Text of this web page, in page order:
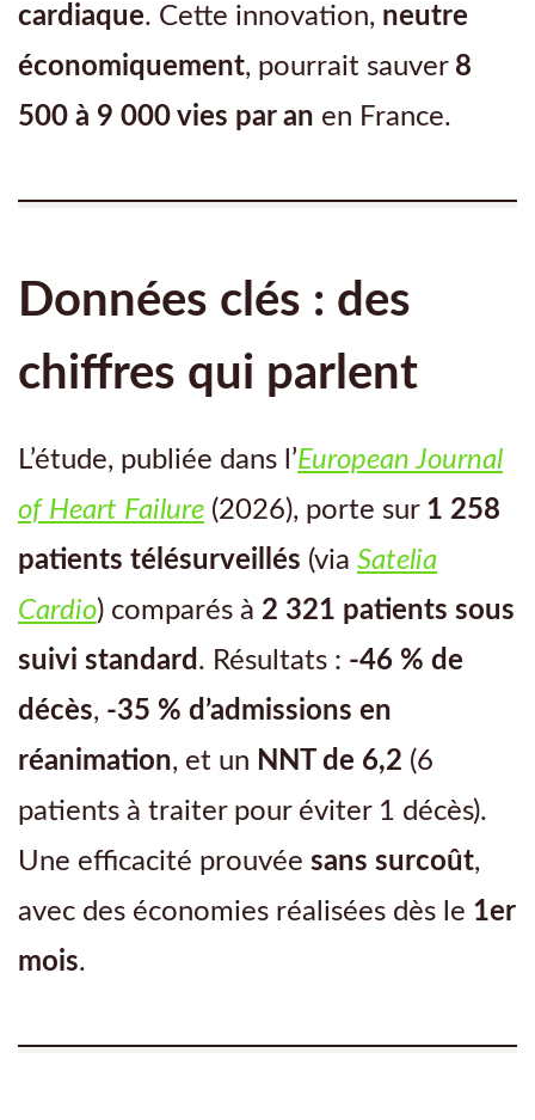
cardiaque. Cette innovation, neutre
économiquement, pourrait sauver 8
500 à 9 000 vies par an en France.
Données clés : des
chiffres qui parlent
L’étude, publiée dans l’European Journal
of Heart Failure (2026), porte sur 1 258
patients télésurveillés (via Satelia
Cardio) comparés à 2 321 patients sous
suivi standard . Résultats : -46 % de
décès, -35 % d’admissions en
réanimation, et un NNT de 6,2 (6
patients à traiter pour éviter 1 décès).
Une efficacité prouvée sans surcoût,
avec des économies réalisées dès le 1er
mois.